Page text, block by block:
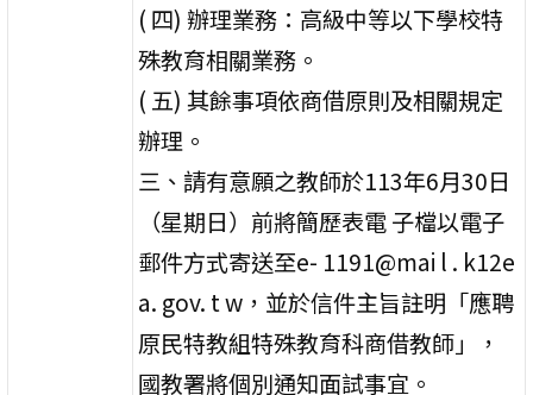
( 四) 辦理業務：高級中等以下學校特
殊教育相關業務。
( 五) 其餘事項依商借原則及相關規定
辦理。
三、請有意願之教師於113年6月30日
（星期日）前將簡歷表電 子檔以電子
郵件方式寄送至e- 1191@mai l . k12e
a. gov. t w，並於信件主旨註明「應聘
原民特教組特殊教育科商借教師」，
國教署將個別通知面試事宜。